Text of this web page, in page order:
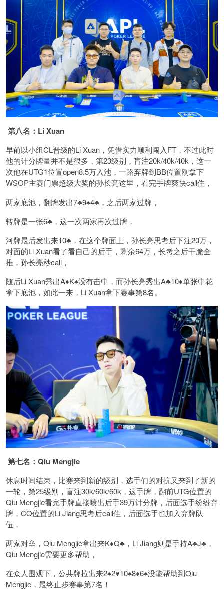
第八名：Li Xuan
早前以小组CL晋级的Li Xuan，凭借实力顺利闯入FT，不过此时
他的计分牌量并不是很多，第23级别，盲注20k/40k/40k，这一
次他在UTG1位置open8.5万入池，一路弃牌到BB位置刚拿下
WSOP主赛门票超级大奖的孙长亮这里，看完手牌爽快call住，
两家底池，翻牌发出7♣️9♠️4♣️，之后两家过牌，
转牌是一张6♣️，这一次两家再次过牌，
河牌最后发出来10♣️，在这个牌面上，孙长亮思考后下注20万，
对面的Li Xuan看了看自己的后手，剩余64万，长考之后干脆全
推，孙长亮秒call，
随后Li Xuan秀出A♦️K♠️没有击中，而孙长亮秀出A♣️10♦️单张中花
拿下底池，如此一来，Li Xuan拿下赛事第8名。
第七名：Qiu Mengjie
休息时间结束，比赛来到新的级别，选手们的对抗又来到了新的
一轮，第25级别，盲注30k/60k/60k，这手牌，翻前UTG位置的
Qiu Mengjie看完手牌直接喷出后手39万计分牌，后面选手纷纷弃
牌，CO位置的Li Jiang思考后call住，后面选手也加入弃牌队
伍，
两家对垒，Qiu Mengjie拿出来K♦️Q♣️，Li Jiang则是手持A♣️J♣️，
Qiu Mengjie需要更多帮助，
在众人围观下，公共牌拉出来2♠️2♥️10♠️8♦️6♠️没能帮助到Qiu
Mengjie，最终止步赛事第7名！